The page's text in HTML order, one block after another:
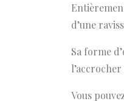
d’une
Sa forme
Vous